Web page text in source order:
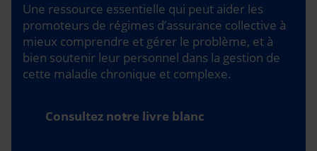
Une ressource essentielle qui peut aider les
promoteurs de régimes d’assurance collective à
mieux comprendre et gérer le problème, et à
bien soutenir leur personnel dans la gestion de
cette maladie chronique et complexe.
Consultez notre livre blanc